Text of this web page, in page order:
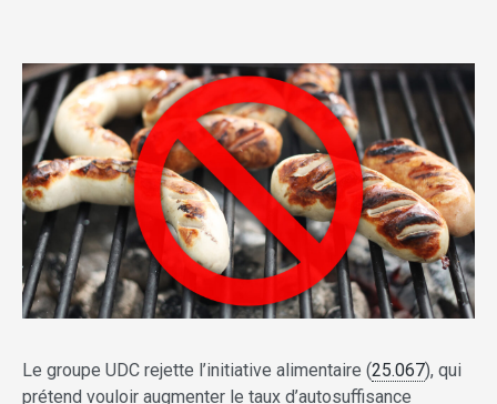
Le groupe UDC rejette l’initiative alimentaire (25.067), qui
prétend vouloir augmenter le taux d’autosuffisance